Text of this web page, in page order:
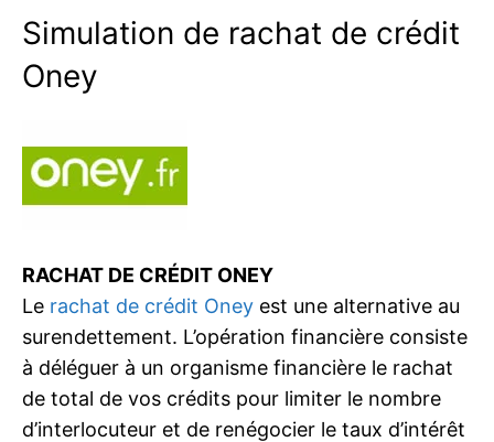
Simulation de rachat de crédit
Oney
RACHAT DE CRÉDIT ONEY
Le rachat de crédit Oney est une alternative au
surendettement. L’opération financière consiste
à déléguer à un organisme financière le rachat
de total de vos crédits pour limiter le nombre
d’interlocuteur et de renégocier le taux d’intérêt